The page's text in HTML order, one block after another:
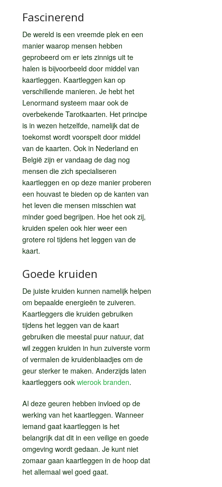
Fascinerend
De wereld is een vreemde plek en een
manier waarop mensen hebben
geprobeerd om er iets zinnigs uit te
halen is bijvoorbeeld door middel van
kaartleggen. Kaartleggen kan op
verschillende manieren. Je hebt het
Lenormand systeem maar ook de
overbekende Tarotkaarten. Het principe
is in wezen hetzelfde, namelijk dat de
toekomst wordt voorspelt door middel
van de kaarten. Ook in Nederland en
België zijn er vandaag de dag nog
mensen die zich specialiseren
kaartleggen en op deze manier proberen
een houvast te bieden op de kanten van
het leven die mensen misschien wat
minder goed begrijpen. Hoe het ook zij,
kruiden spelen ook hier weer een
grotere rol tijdens het leggen van de
kaart.
Goede kruiden
De juiste kruiden kunnen namelijk helpen
om bepaalde energieën te zuiveren.
Kaartleggers die kruiden gebruiken
tijdens het leggen van de kaart
gebruiken die meestal puur natuur, dat
wil zeggen kruiden in hun zuiverste vorm
of vermalen de kruidenblaadjes om de
geur sterker te maken. Anderzijds laten
kaartleggers ookwierook branden.
Al deze geuren hebben invloed op de
werking van het kaartleggen. Wanneer
iemand gaat kaartleggen is het
belangrijk dat dit in een veilige en goede
omgeving wordt gedaan. Je kunt niet
zomaar gaan kaartleggen in de hoop dat
het allemaal wel goed gaat.